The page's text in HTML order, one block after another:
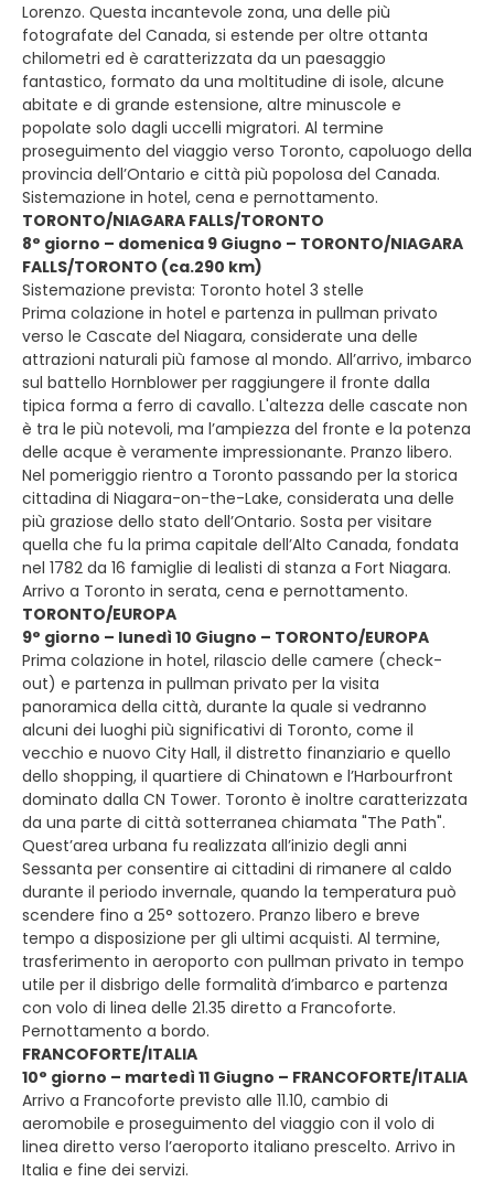
Lorenzo. Questa incantevole zona, una delle più
fotografate del Canada, si estende per oltre ottanta
chilometri ed è caratterizzata da un paesaggio
fantastico, formato da una moltitudine di isole, alcune
abitate e di grande estensione, altre minuscole e
popolate solo dagli uccelli migratori. Al termine
proseguimento del viaggio verso Toronto, capoluogo della
provincia dell’Ontario e città più popolosa del Canada.
Sistemazione in hotel, cena e pernottamento.
TORONTO/NIAGARA FALLS/TORONTO
8° giorno – domenica 9 Giugno – TORONTO/NIAGARA
FALLS/TORONTO (ca.290 km)
Sistemazione prevista: Toronto hotel 3 stelle
Prima colazione in hotel e partenza in pullman privato
verso le Cascate del Niagara, considerate una delle
attrazioni naturali più famose al mondo. All’arrivo, imbarco
sul battello Hornblower per raggiungere il fronte dalla
tipica forma a ferro di cavallo. L'altezza delle cascate non
è tra le più notevoli, ma l’ampiezza del fronte e la potenza
delle acque è veramente impressionante. Pranzo libero.
Nel pomeriggio rientro a Toronto passando per la storica
cittadina di Niagara-on-the-Lake, considerata una delle
più graziose dello stato dell’Ontario. Sosta per visitare
quella che fu la prima capitale dell’Alto Canada, fondata
nel 1782 da 16 famiglie di lealisti di stanza a Fort Niagara.
Arrivo a Toronto in serata, cena e pernottamento.
TORONTO/EUROPA
9° giorno – lunedì 10 Giugno – TORONTO/EUROPA
Prima colazione in hotel, rilascio delle camere (check-
out) e partenza in pullman privato per la visita
panoramica della città, durante la quale si vedranno
alcuni dei luoghi più significativi di Toronto, come il
vecchio e nuovo City Hall, il distretto finanziario e quello
dello shopping, il quartiere di Chinatown e l’Harbourfront
dominato dalla CN Tower. Toronto è inoltre caratterizzata
da una parte di città sotterranea chiamata "The Path".
Quest’area urbana fu realizzata all’inizio degli anni
Sessanta per consentire ai cittadini di rimanere al caldo
durante il periodo invernale, quando la temperatura può
scendere fino a 25° sottozero. Pranzo libero e breve
tempo a disposizione per gli ultimi acquisti. Al termine,
trasferimento in aeroporto con pullman privato in tempo
utile per il disbrigo delle formalità d’imbarco e partenza
con volo di linea delle 21.35 diretto a Francoforte.
Pernottamento a bordo.
FRANCOFORTE/ITALIA
10° giorno – martedì 11 Giugno – FRANCOFORTE/ITALIA
Arrivo a Francoforte previsto alle 11.10, cambio di
aeromobile e proseguimento del viaggio con il volo di
linea diretto verso l’aeroporto italiano prescelto. Arrivo in
Italia e fine dei servizi.